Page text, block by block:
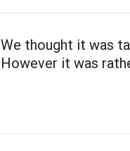
We thought it was
However it was